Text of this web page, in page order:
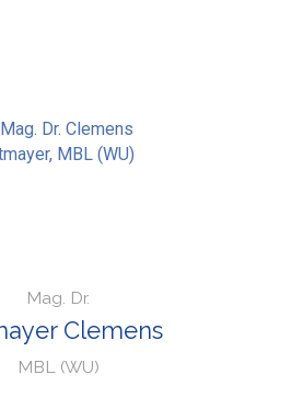
Mag. Dr.
Clemens
MBL (WU)